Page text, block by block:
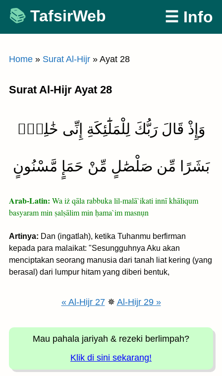
Skip
content
TafsirWeb ☰ Info
Home » Surat Al-Hijr » Ayat 28
Surat Al-Hijr Ayat 28
وَإِذْ قَالَ رَبُّكَ لِلْمَلَٰٓئِكَةِ إِنِّى خَٰلِقٌۢ
بَشَرًا مِّن صَلْصَٰلٍ مِّنْ حَمَإٍ مَّسْنُونٍ
Arab-Latin: Wa iż qāla rabbuka lil-malā`ikati innī khāliqum
basyaram min ṣalṣālim min ḥama`im masnụn
Artinya: Dan (ingatlah), ketika Tuhanmu berfirman
kepada para malaikat: "Sesungguhnya Aku akan
menciptakan seorang manusia dari tanah liat kering (yang
berasal) dari lumpur hitam yang diberi bentuk,
« Al-Hijr 27✵ Al-Hijr 29 »
Mau pahala jariyah & rezeki berlimpah?
Klik di sini sekarang!